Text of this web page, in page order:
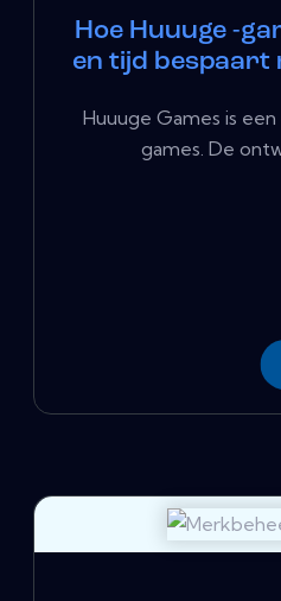
Hoe Huuuge -
en tijd bespaart
Huuuge Games is
games. De